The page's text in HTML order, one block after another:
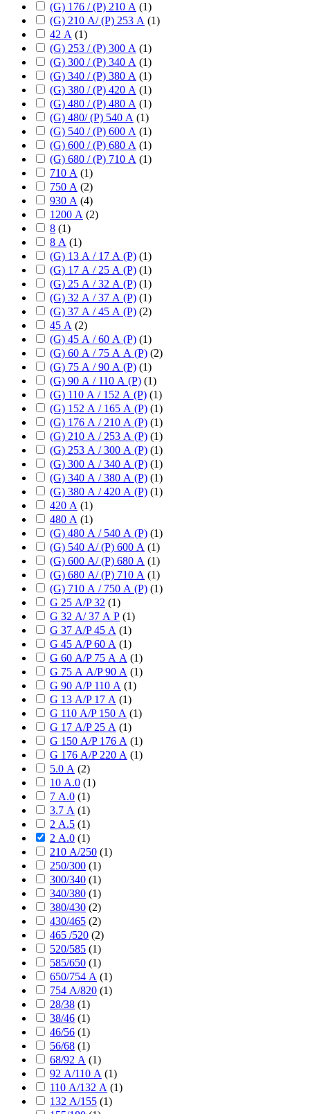
(G) 176 / (P) 210 А (1)
(G) 210 А/ (P) 253 А (1)
42 А (1)
(G) 253 / (P) 300 А (1)
(G) 300 / (P) 340 А (1)
(G) 340 / (P) 380 А (1)
(G) 380 / (P) 420 А (1)
(G) 480 / (P) 480 А (1)
(G) 480/ (P) 540 А (1)
(G) 540 / (P) 600 А (1)
(G) 600 / (P) 680 А (1)
(G) 680 / (P) 710 А (1)
710 А (1)
750 А (2)
930 А (4)
1200 А (2)
8 (1)
8 А (1)
(G) 13 А / 17 А (P) (1)
(G) 17 А / 25 А (P) (1)
(G) 25 А / 32 А (P) (1)
(G) 32 А / 37 А (P) (1)
(G) 37 А / 45 А (P) (2)
45 А (2)
(G) 45 А / 60 А (P) (1)
(G) 60 А / 75 А А (P) (2)
(G) 75 А / 90 А (P) (1)
(G) 90 А / 110 А (P) (1)
(G) 110 А / 152 А (P) (1)
(G) 152 А / 165 А (P) (1)
(G) 176 А / 210 А (P) (1)
(G) 210 А / 253 А (P) (1)
(G) 253 А / 300 А (P) (1)
(G) 300 А / 340 А (P) (1)
(G) 340 А / 380 А (P) (1)
(G) 380 А / 420 А (P) (1)
420 А (1)
480 А (1)
(G) 480 А / 540 А (P) (1)
(G) 540 А/ (P) 600 А (1)
(G) 600 А/ (P) 680 А (1)
(G) 680 А/ (P) 710 А (1)
(G) 710 А / 750 А (P) (1)
G 25 А/P 32 (1)
G 32 А/ 37 А P (1)
G 37 А/P 45 А (1)
G 45 А/P 60 А (1)
G 60 А/P 75 А А (1)
G 75 А А/P 90 А (1)
G 90 А/P 110 А (1)
G 13 А/P 17 А (1)
G 110 А/P 150 А (1)
G 17 А/P 25 А (1)
G 150 А/P 176 А (1)
G 176 А/P 220 А (1)
5.0 А (2)
10 А.0 (1)
7 А.0 (1)
3.7 А (1)
2 А.5 (1)
2 А.0 (1)
210 А/250 (1)
250/300 (1)
300/340 (1)
340/380 (1)
380/430 (2)
430/465 (2)
465 /520 (2)
520/585 (1)
585/650 (1)
650/754 А (1)
754 А/820 (1)
28/38 (1)
38/46 (1)
46/56 (1)
56/68 (1)
68/92 А (1)
92 А/110 А (1)
110 А/132 А (1)
132 А/155 (1)